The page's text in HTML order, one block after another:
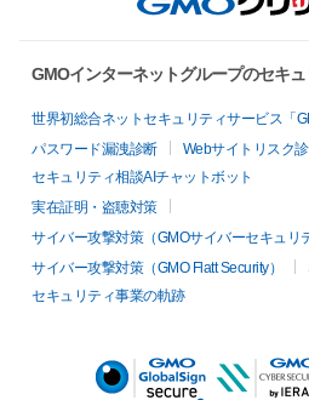
GMOインターネットグループのセキ
世界初総合ネットセキュリティサービス「
パスワード漏洩診断
Webサイトリスク
セキュリティ相談AIチャットボット
実在証明・盗聴対策
サイバー攻撃対策（GMOサイバーセキュリ
サイバー攻撃対策（GMO Flatt Security）
セキュリティ事業の軌跡